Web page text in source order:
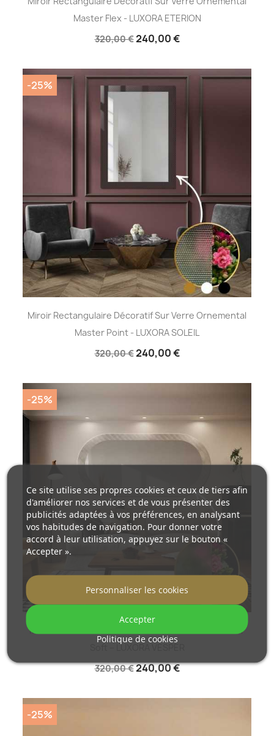
Master Flex - LUXORA ETERION
320,00 €240,00 €
Miroir Rectangulaire Décoratif Sur Verre Ornemental
Master Point - LUXORA SOLEIL
320,00 €240,00 €
-25%
Miroir Ovale Décoratif Sur Verre Ornemental Master
Soft – LUXORA VESPER
320,00 €240,00 €
-25%
-25%
Ce site utilise ses propres cookies et ceux de tiers afin
d'améliorer nos services et de vous présenter des
publicités adaptées à vos préférences, en analysant
vos habitudes de navigation. Pour donner votre
accord à leur utilisation, appuyez sur le bouton «
Accepter ».
Politique de cookies
Personnaliser les cookies
Accepter